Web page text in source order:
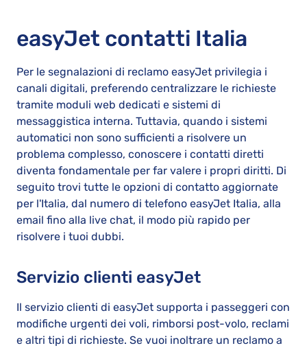
easyJet contatti Italia
Per le segnalazioni di reclamo easyJet privilegia i
canali digitali, preferendo centralizzare le richieste
tramite moduli web dedicati e sistemi di
messaggistica interna. Tuttavia, quando i sistemi
automatici non sono sufficienti a risolvere un
problema complesso, conoscere i contatti diretti
diventa fondamentale per far valere i propri diritti. Di
seguito trovi tutte le opzioni di contatto aggiornate
per l'Italia, dal numero di telefono easyJet Italia, alla
email fino alla live chat, il modo più rapido per
risolvere i tuoi dubbi.
Servizio clienti easyJet
Il servizio clienti di easyJet supporta i passeggeri con
modifiche urgenti dei voli, rimborsi post-volo, reclami
e altri tipi di richieste. Se vuoi inoltrare un reclamo a